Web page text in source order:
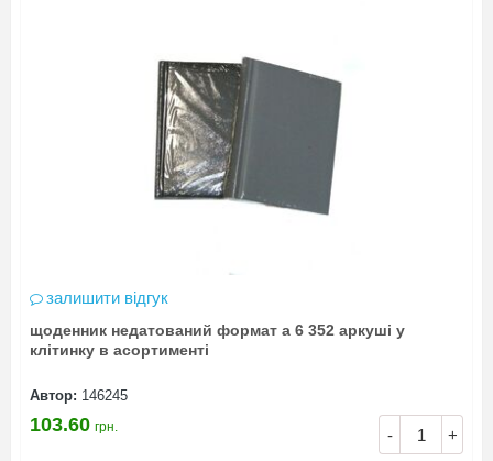
залишити відгук
щоденник недатований формат а 6 352 аркуші у
клітинку в асортименті
Автор: 146245
- +
103.60 грн.